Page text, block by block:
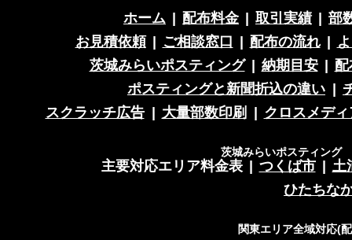
ホーム 配布料金 取引実績
部
お見積依頼
ご相談窓口 配布の流れ
茨城みらいポスティング
納期目安
ポスティングと新聞折込の違い
スクラッチ広告
大量部数印刷 クロスメディ
茨城みらいポスティング
主要対応エリア料金表 つくば市
土
ひたちな
関東エリア全域対応(